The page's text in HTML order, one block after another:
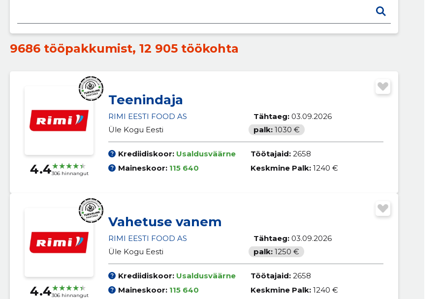
9686 tööpakkumist, 12 905 töökohta
4.4306 hinnangut
Teenindaja
RIMI EESTI FOOD AS
Üle Kogu Eesti
Tähtaeg: 03.09.2026
palk: 1030 €
Krediidiskoor: Usaldusväärne
Maineskoor: 115 640
Töötajaid: 2658
Keskmine Palk: 1240 €
4.4306 hinnangut
Vahetuse vanem
RIMI EESTI FOOD AS
Üle Kogu Eesti
Tähtaeg: 03.09.2026
palk: 1250 €
Krediidiskoor: Usaldusväärne
Maineskoor: 115 640
Töötajaid: 2658
Keskmine Palk: 1240 €